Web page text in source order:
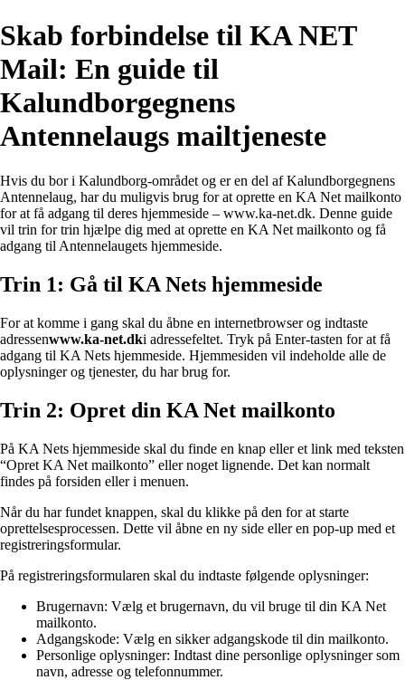
Skab forbindelse til KA NET
Mail: En guide til
Kalundborgegnens
Antennelaugs mailtjeneste
Hvis du bor i Kalundborg-området og er en del af Kalundborgegnens
Antennelaug, har du muligvis brug for at oprette en KA Net mailkonto
for at få adgang til deres hjemmeside – www.ka-net.dk. Denne guide
vil trin for trin hjælpe dig med at oprette en KA Net mailkonto og få
adgang til Antennelaugets hjemmeside.
Trin 1: Gå til KA Nets hjemmeside
For at komme i gang skal du åbne en internetbrowser og indtaste
adressenwww.ka-net.dki adressefeltet. Tryk på Enter-tasten for at få
adgang til KA Nets hjemmeside. Hjemmesiden vil indeholde alle de
oplysninger og tjenester, du har brug for.
Trin 2: Opret din KA Net mailkonto
På KA Nets hjemmeside skal du finde en knap eller et link med teksten
“Opret KA Net mailkonto” eller noget lignende. Det kan normalt
findes på forsiden eller i menuen.
Når du har fundet knappen, skal du klikke på den for at starte
oprettelsesprocessen. Dette vil åbne en ny side eller en pop-up med et
registreringsformular.
På registreringsformularen skal du indtaste følgende oplysninger:
Brugernavn: Vælg et brugernavn, du vil bruge til din KA Net
mailkonto.
Adgangskode: Vælg en sikker adgangskode til din mailkonto.
Personlige oplysninger: Indtast dine personlige oplysninger som
navn, adresse og telefonnummer.